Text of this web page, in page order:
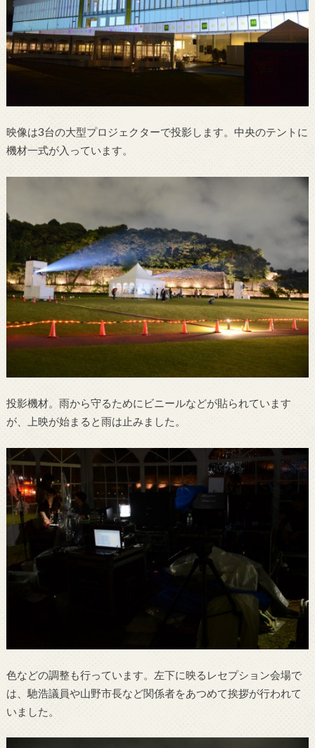
映像は3台の大型プロジェクターで投影します。中央のテントに
機材一式が入っています。
投影機材。雨から守るためにビニールなどが貼られています
が、上映が始まると雨は止みました。
色などの調整も行っています。左下に映るレセプション会場で
は、馳浩議員や山野市長など関係者をあつめて挨拶が行われて
いました。